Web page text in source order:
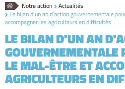
AccueilNotre action
Actualités
Le bilan d'un an d'action gouvernementale
accompagner les agriculteurs en difficultés
LE BILAN D'UN AN
GOUVERNEMENTALE
LE MAL-ÊTRE ET
AGRICULTEURS EN